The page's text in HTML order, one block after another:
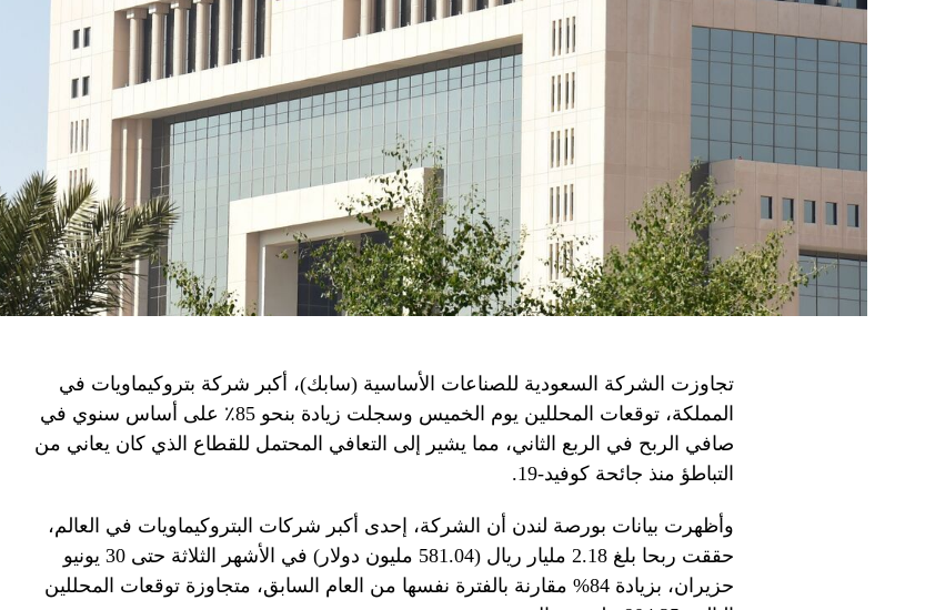
تجاوزت الشركة السعودية للصناعات الأساسية (سابك)، أكبر شركة بتروكيماويات في
المملكة، توقعات المحللين يوم الخميس وسجلت زيادة بنحو 85٪ على أساس سنوي في
صافي الربح في الربع الثاني، مما يشير إلى التعافي المحتمل للقطاع الذي كان يعاني من
التباطؤ منذ جائحة كوفيد-19.
وأظهرت بيانات بورصة لندن أن الشركة، إحدى أكبر شركات البتروكيماويات في العالم،
حققت ربحا بلغ 2.18 مليار ريال (581.04 مليون دولار) في الأشهر الثلاثة حتى 30 يونيو
حزيران، بزيادة 84% مقارنة بالفترة نفسها من العام السابق، متجاوزة توقعات المحللين